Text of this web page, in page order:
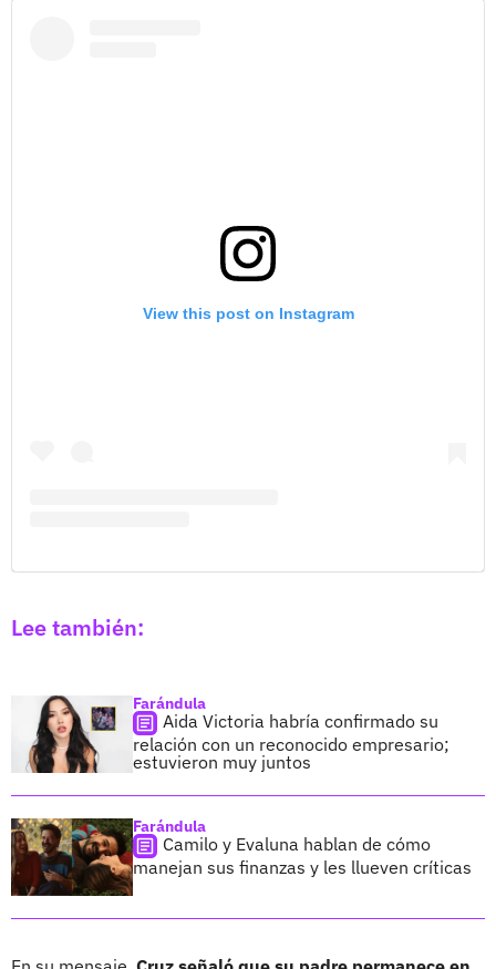
View this post on Instagram
Lee también:
Farándula
Aida Victoria habría confirmado su
relación con un reconocido empresario;
estuvieron muy juntos
Farándula
Camilo y Evaluna hablan de cómo
manejan sus finanzas y les llueven críticas